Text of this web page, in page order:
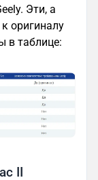
Эти, а
оригиналу
в таблице:
II